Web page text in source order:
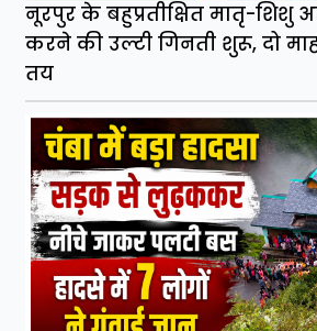
नूरपुर के बहुप्रतीक्षित मातृ-शिशु
करने की उल्टी गिनती शुरू, दो
तय